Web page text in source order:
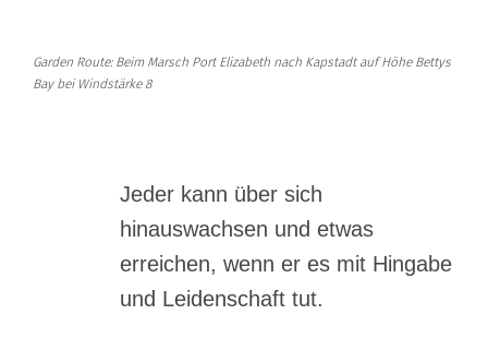
Garden Route: Beim Marsch Port Elizabeth nach Kapstadt auf Höhe Bettys
Bay bei Windstärke 8
Jeder kann über sich
hinauswachsen und etwas
erreichen, wenn er es mit Hingabe
und Leidenschaft tut.